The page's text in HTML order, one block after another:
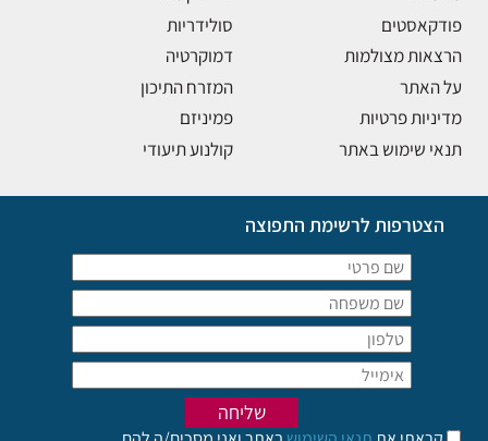
פודקאסטים
הרצאות מצולמות
על האתר
מדיניות פרטיות
תנאי שימוש באתר
סולידריות
דמוקרטיה
המזרח התיכון
פמיניזם
קולנוע תיעודי
הצטרפות לרשימת התפוצה